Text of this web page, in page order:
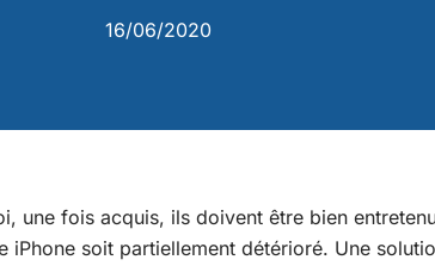
16/06/2020
une fois acquis, ils doivent être bien
soit partiellement détérioré. Une